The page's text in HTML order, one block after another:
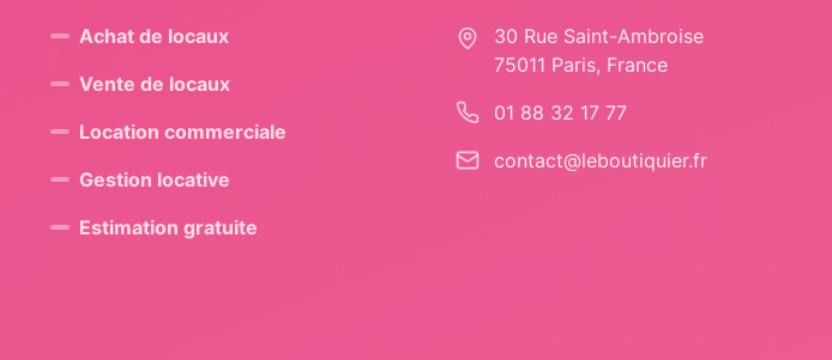
Achat de locaux
Vente de locaux
Location commerciale
Gestion locative
Estimation gratuite
30 Rue Saint-Ambroise
75011 Paris, France
01 88 32 17 77
contact@leboutiquier.fr